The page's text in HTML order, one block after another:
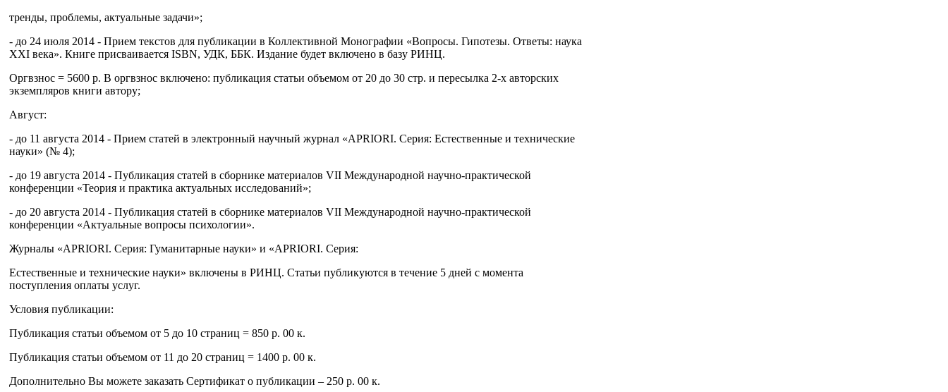
тренды, проблемы, актуальные задачи»;
- до 24 июля 2014 - Прием текстов для публикации в Коллективной Монографии «Вопросы. Гипотезы. Ответы: наука
XXI века». Книге присваивается ISBN, УДК, ББК. Издание будет включено в базу РИНЦ.
Оргвзнос = 5600 р. В оргвзнос включено: публикация статьи объемом от 20 до 30 стр. и пересылка 2-х авторских
экземпляров книги автору;
Август:
- до 11 августа 2014 - Прием статей в электронный научный журнал «APRIORI. Серия: Естественные и технические
науки» (№ 4);
- до 19 августа 2014 - Публикация статей в сборнике материалов VII Международной научно-практической
конференции «Теория и практика актуальных исследований»;
- до 20 августа 2014 - Публикация статей в сборнике материалов VII Международной научно-практической
конференции «Актуальные вопросы психологии».
Журналы «APRIORI. Серия: Гуманитарные науки» и «APRIORI. Серия:
Естественные и технические науки» включены в РИНЦ. Статьи публикуются в течение 5 дней с момента
поступления оплаты услуг.
Условия публикации:
Публикация статьи объемом от 5 до 10 страниц = 850 р. 00 к.
Публикация статьи объемом от 11 до 20 страниц = 1400 р. 00 к.
Дополнительно Вы можете заказать Сертификат о публикации – 250 р. 00 к.